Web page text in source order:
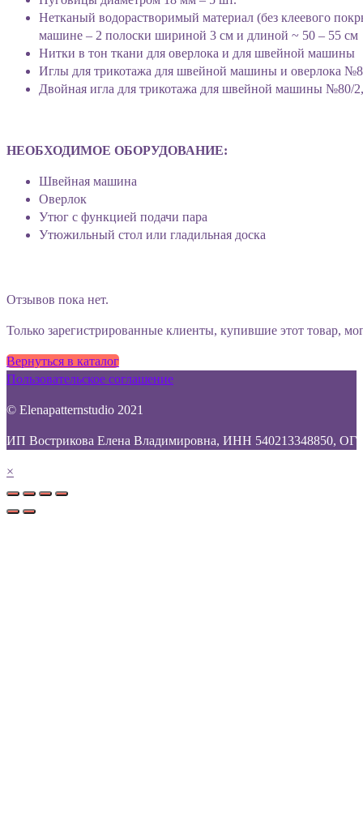
Нетканый водорастворимый материал (без клеевого
машине – 2 полоски шириной 3 см и длиной ~ 50 – 55 см
Нитки в тон ткани для оверлока и для швейной машины
Иглы для трикотажа для швейной машины и оверлока
Двойная игла для трикотажа для швейной машины
НЕОБХОДИМОЕ ОБОРУДОВАНИЕ:
Швейная машина
Оверлок
Утюг с функцией подачи пара
Утюжильный стол или гладильная доска
Отзывов пока нет.
Только зарегистрированные клиенты, купившие этот товар,
Вернуться в каталог
Пользовательское соглашение
© Elenapatternstudio 2021
ИП Вострикова Елена Владимировна, ИНН 540213348850,
×